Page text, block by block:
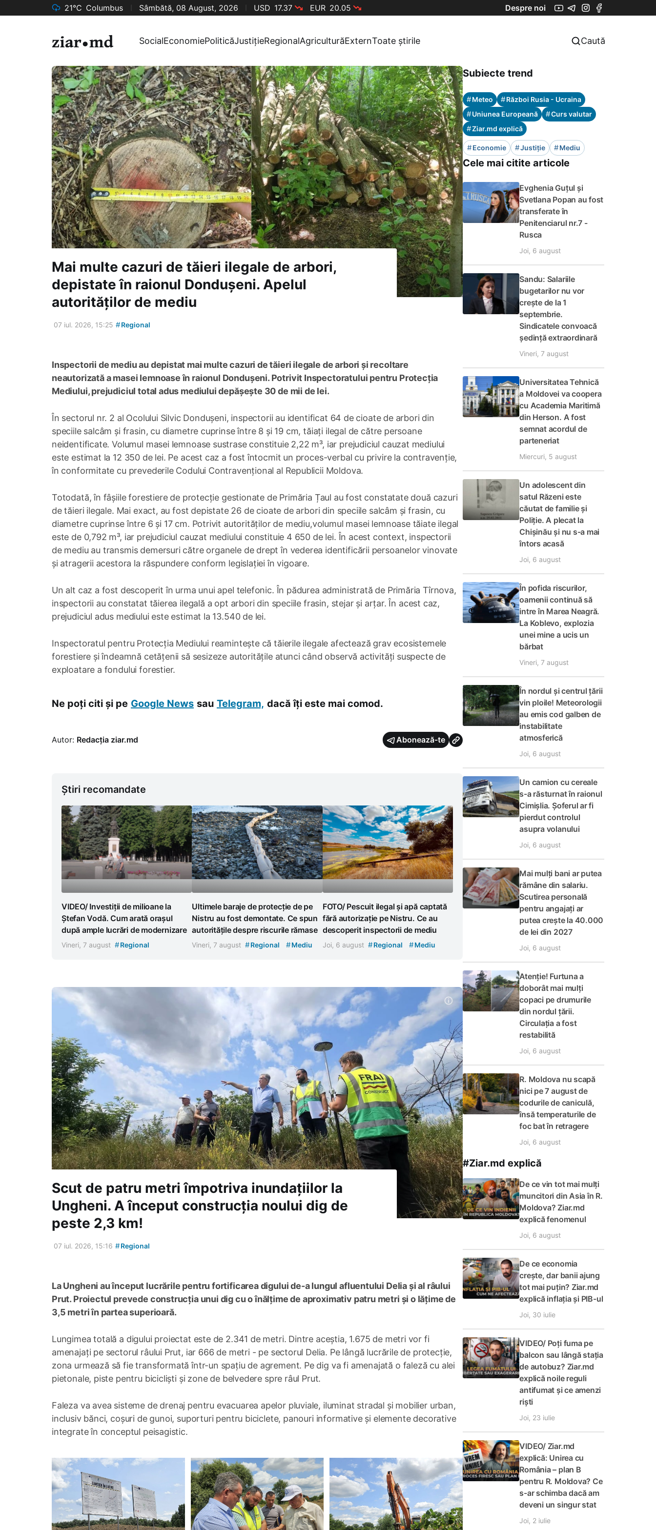
21°C Columbus Sâmbătă, 08 August, 2026 USD 17.37 EUR 20.05 Despre noi
SocialEconomiePoliticăJustițieRegionalAgriculturăExternToate știrile Caută
Mai multe cazuri de tăieri ilegale de arbori,
depistate în raionul Dondușeni. Apelul
autorităților de mediu
07 iul. 2026, 15:25 #Regional
Inspectorii de mediu au depistat mai multe cazuri de tăieri ilegale de arbori și recoltare
neautorizată a masei lemnoase în raionul Dondușeni. Potrivit Inspectoratului pentru Protecția
Mediului, prejudiciul total adus mediului depășește 30 de mii de lei.
În sectorul nr. 2 al Ocolului Silvic Dondușeni, inspectorii au identificat 64 de cioate de arbori din
speciile salcâm și frasin, cu diametre cuprinse între 8 și 19 cm, tăiați ilegal de către persoane
neidentificate. Volumul masei lemnoase sustrase constituie 2,22 m³, iar prejudiciul cauzat mediului
este estimat la 12 350 de lei. Pe acest caz a fost întocmit un proces-verbal cu privire la contravenție,
în conformitate cu prevederile Codului Contravențional al Republicii Moldova.
Totodată, în fâșiile forestiere de protecție gestionate de Primăria Țaul au fost constatate două cazuri
de tăieri ilegale. Mai exact, au fost depistate 26 de cioate de arbori din speciile salcâm și frasin, cu
diametre cuprinse între 6 și 17 cm. Potrivit autorităților de mediu,volumul masei lemnoase tăiate ilegal
este de 0,792 m³, iar prejudiciul cauzat mediului constituie 4 650 de lei. În acest context, inspectorii
de mediu au transmis demersuri către organele de drept în vederea identificării persoanelor vinovate
și atragerii acestora la răspundere conform legislației în vigoare.
Un alt caz a fost descoperit în urma unui apel telefonic. În pădurea administrată de Primăria Tîrnova,
inspectorii au constatat tăierea ilegală a opt arbori din speciile frasin, stejar și arțar. În acest caz,
prejudiciul adus mediului este estimat la 13.540 de lei.
Inspectoratul pentru Protecția Mediului reamintește că tăierile ilegale afectează grav ecosistemele
forestiere și îndeamnă cetățenii să sesizeze autoritățile atunci când observă activități suspecte de
exploatare a fondului forestier.
Ne poți citi și pe Google News sau Telegram, dacă îți este mai comod.
Autor: Redacția ziar.md Abonează-te
Știri recomandate
VIDEO/ Investiții de milioane la
Ștefan Vodă. Cum arată orașul
după ample lucrări de modernizare
Vineri, 7 august #Regional
Ultimele baraje de protecție de pe
Nistru au fost demontate. Ce spun
autoritățile despre riscurile rămase
Vineri, 7 august #Regional #Mediu
FOTO/ Pescuit ilegal și apă captată
fără autorizație pe Nistru. Ce au
descoperit inspectorii de mediu
Joi, 6 august #Regional #Mediu
Scut de patru metri împotriva inundațiilor la
Ungheni. A început construcția noului dig de
peste 2,3 km!
07 iul. 2026, 15:16 #Regional
La Ungheni au început lucrările pentru fortificarea digului de-a lungul afluentului Delia și al râului
Prut. Proiectul prevede construcția unui dig cu o înălțime de aproximativ patru metri și o lățime de
3,5 metri în partea superioară.
Lungimea totală a digului proiectat este de 2.341 de metri. Dintre aceștia, 1.675 de metri vor fi
amenajați pe sectorul râului Prut, iar 666 de metri - pe sectorul Delia. Pe lângă lucrările de protecție,
zona urmează să fie transformată într-un spațiu de agrement. Pe dig va fi amenajată o faleză cu alei
pietonale, piste pentru bicicliști și zone de belvedere spre râul Prut.
Faleza va avea sisteme de drenaj pentru evacuarea apelor pluviale, iluminat stradal și mobilier urban,
inclusiv bănci, coșuri de gunoi, suporturi pentru biciclete, panouri informative și elemente decorative
integrate în conceptul peisagistic.
Subiecte trend
#Meteo #Război Rusia - Ucraina
#Uniunea Europeană #Curs valutar
#Ziar.md explică
#Economie #Justiție #Mediu
Cele mai citite articole
Evghenia Guțul și
Svetlana Popan au fost
transferate în
Penitenciarul nr.7 -
Rusca
Joi, 6 august
Sandu: Salariile
bugetarilor nu vor
crește de la 1
septembrie.
Sindicatele convoacă
ședință extraordinară
Vineri, 7 august
Universitatea Tehnică
a Moldovei va coopera
cu Academia Maritimă
din Herson. A fost
semnat acordul de
parteneriat
Miercuri, 5 august
Un adolescent din
satul Răzeni este
căutat de familie și
Poliție. A plecat la
Chișinău și nu s-a mai
întors acasă
Joi, 6 august
În pofida riscurilor,
oamenii continuă să
intre în Marea Neagră.
La Koblevo, explozia
unei mine a ucis un
bărbat
Vineri, 7 august
În nordul și centrul țării
vin ploile! Meteorologii
au emis cod galben de
instabilitate
atmosferică
Joi, 6 august
Un camion cu cereale
s-a răsturnat în raionul
Cimișlia. Șoferul ar fi
pierdut controlul
asupra volanului
Joi, 6 august
Mai mulți bani ar putea
rămâne din salariu.
Scutirea personală
pentru angajați ar
putea crește la 40.000
de lei din 2027
Joi, 6 august
Atenție! Furtuna a
doborât mai mulți
copaci pe drumurile
din nordul țării.
Circulația a fost
restabilită
Joi, 6 august
R. Moldova nu scapă
nici pe 7 august de
codurile de caniculă,
însă temperaturile de
foc bat în retragere
Joi, 6 august
#Ziar.md explică
De ce vin tot mai mulți
muncitori din Asia în R.
Moldova? Ziar.md
explică fenomenul
Joi, 6 august
De ce economia
crește, dar banii ajung
tot mai puțin? Ziar.md
explică inflația și PIB-ul
Joi, 30 iulie
VIDEO/ Poți fuma pe
balcon sau lângă stația
de autobuz? Ziar.md
explică noile reguli
antifumat și ce amenzi
riști
Joi, 23 iulie
VIDEO/ Ziar.md
explică: Unirea cu
România – plan B
pentru R. Moldova? Ce
s-ar schimba dacă am
deveni un singur stat
Joi, 2 iulie